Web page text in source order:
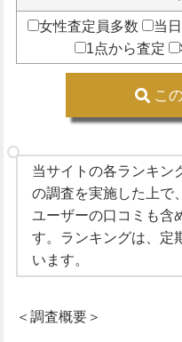
女性査定員多数 当
1点から査定
こ
当サイトの各ランキン
の調査を実施した上で
ユーザーの口コミも含
す。ランキングは、定
います。
＜調査概要＞